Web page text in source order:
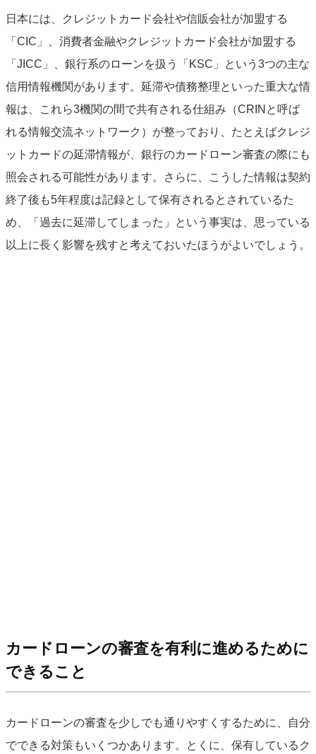
日本には、クレジットカード会社や信販会社が加盟する
「CIC」、消費者金融やクレジットカード会社が加盟する
「JICC」、銀行系のローンを扱う「KSC」という3つの主な
信用情報機関があります。延滞や債務整理といった重大な情
報は、これら3機関の間で共有される仕組み（CRINと呼ば
れる情報交流ネットワーク）が整っており、たとえばクレジ
ットカードの延滞情報が、銀行のカードローン審査の際にも
照会される可能性があります。さらに、こうした情報は契約
終了後も5年程度は記録として保有されるとされているた
め、「過去に延滞してしまった」という事実は、思っている
以上に長く影響を残すと考えておいたほうがよいでしょう。
カードローンの審査を有利に進めるために
できること
カードローンの審査を少しでも通りやすくするために、自分
でできる対策もいくつかあります。とくに、保有しているク